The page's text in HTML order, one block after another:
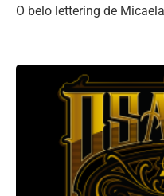
O belo lettering de